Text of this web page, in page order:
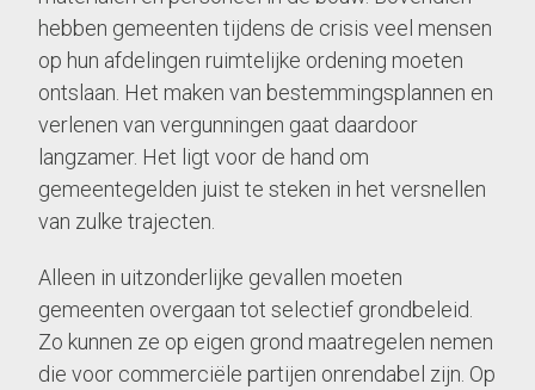
hebben gemeenten tijdens de crisis veel mensen
op hun afdelingen ruimtelijke ordening moeten
ontslaan. Het maken van bestemmingsplannen en
verlenen van vergunningen gaat daardoor
langzamer. Het ligt voor de hand om
gemeentegelden juist te steken in het versnellen
van zulke trajecten.
Alleen in uitzonderlijke gevallen moeten
gemeenten overgaan tot selectief grondbeleid.
Zo kunnen ze op eigen grond maatregelen nemen
die voor commerciële partijen onrendabel zijn. Op